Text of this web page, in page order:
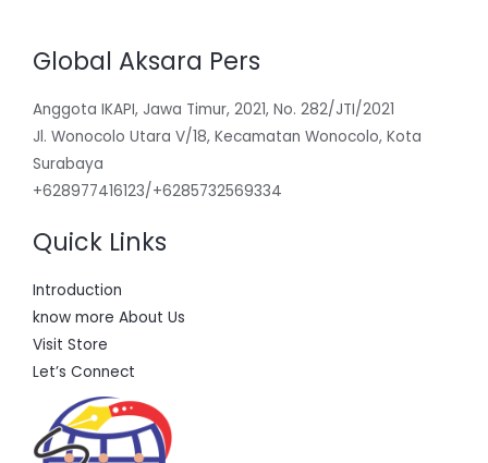
Global Aksara Pers
Anggota IKAPI, Jawa Timur, 2021, No. 282/JTI/2021
Jl. Wonocolo Utara V/18, Kecamatan Wonocolo, Kota
Surabaya
+628977416123/+6285732569334
Quick Links
Introduction
know more About Us
Visit Store
Let’s Connect